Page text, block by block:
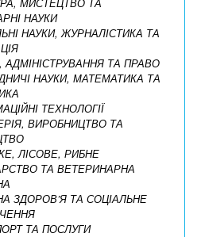
НАУКИ
НАУКИ, ЖУРНАЛІСТИКА ТА
АДМІНІСТРУВАННЯ ТА ПРАВО
НАУКИ, МАТЕМАТИКА ТА
ТЕХНОЛОГІЇ
ВИРОБНИЦТВО ТА
ЛІСОВЕ, РИБНЕ
ТА ВЕТЕРИНАРНА
ЗДОРОВ’Я ТА СОЦІАЛЬНЕ
ТА ПОСЛУГИ